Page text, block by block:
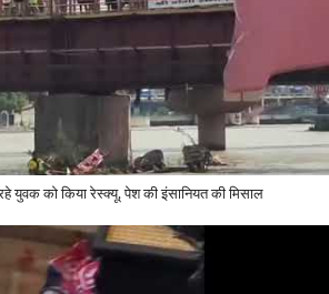
रहे युवक को किया रेस्क्यू, पेश की इंसानियत की मिसाल